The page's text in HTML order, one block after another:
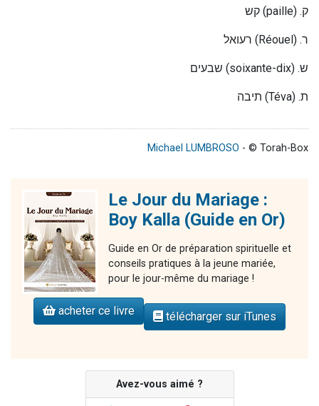
(paille) .ק
רעואל (Réouel) .ר
שבעים (soixante-dix) .ש
תיבה (Téva) .ת
Michael LUMBROSO - © Torah-Box
Le Jour du Mariage :
Boy Kalla (Guide en Or)
Guide en Or de préparation spirituelle et
conseils pratiques à la jeune mariée,
pour le jour-même du mariage !
acheter ce livre télécharger sur iTunes
Avez-vous aimé ?